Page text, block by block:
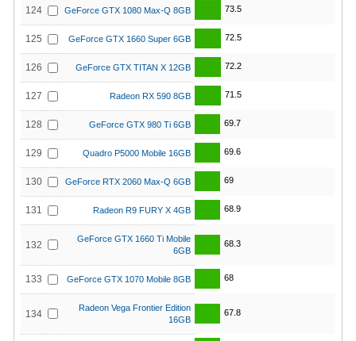
124 GeForce GTX 1080 Max-Q 8GB 73.5
125 GeForce GTX 1660 Super 6GB 72.5
126 GeForce GTX TITAN X 12GB 72.2
127 Radeon RX 590 8GB 71.5
128 GeForce GTX 980 Ti 6GB 69.7
129 Quadro P5000 Mobile 16GB 69.6
130 GeForce RTX 2060 Max-Q 6GB 69
131 Radeon R9 FURY X 4GB 68.9
132
GeForce GTX 1660 Ti Mobile
6GB
68.3
133 GeForce GTX 1070 Mobile 8GB 68
134
Radeon Vega Frontier Edition
16GB
67.8